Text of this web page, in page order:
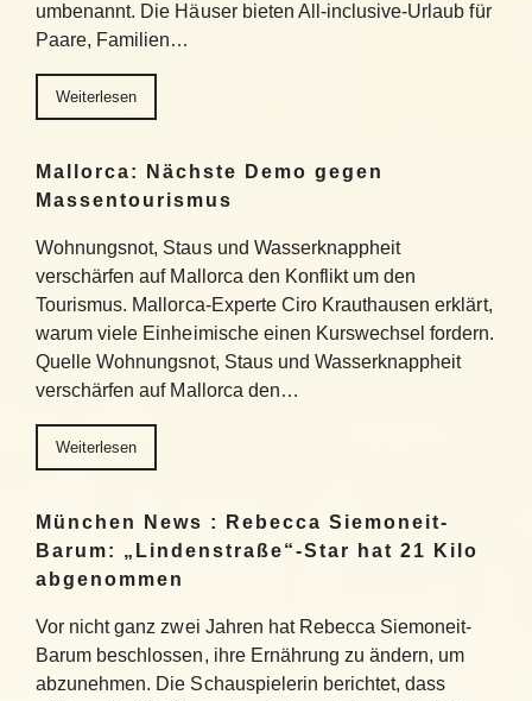
umbenannt. Die Häuser bieten All-inclusive-Urlaub für
Paare, Familien…
Weiterlesen
Mallorca: Nächste Demo gegen
Massentourismus
Wohnungsnot, Staus und Wasserknappheit
verschärfen auf Mallorca den Konflikt um den
Tourismus. Mallorca-Experte Ciro Krauthausen erklärt,
warum viele Einheimische einen Kurswechsel fordern.
Quelle Wohnungsnot, Staus und Wasserknappheit
verschärfen auf Mallorca den…
Weiterlesen
München News : Rebecca Siemoneit-
Barum: „Lindenstraße“-Star hat 21 Kilo
abgenommen
Vor nicht ganz zwei Jahren hat Rebecca Siemoneit-
Barum beschlossen, ihre Ernährung zu ändern, um
abzunehmen. Die Schauspielerin berichtet, dass